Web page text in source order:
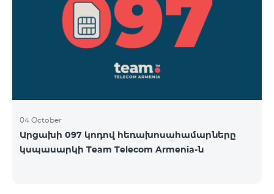
размещенными на сайте www.telecomarmenia.am и
публичной офертой. Абоненты телефонных
номеров с префиксом 097, будут обслуживаться по
04 October
Արցախի 097 կոդով հեռախոսահամարները
կսպասարկի Team Telecom Armenia-ն